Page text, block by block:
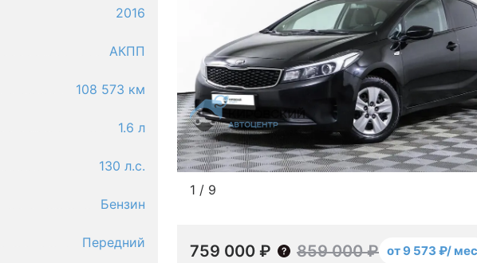
2016
АКПП
108 573 км
1.6 л
130 л.с.
Бензин
Передний
1 / 9
759 000 ₽ 859 000 ₽ от 9 573 ₽/